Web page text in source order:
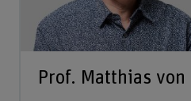
Prof. Matthias von